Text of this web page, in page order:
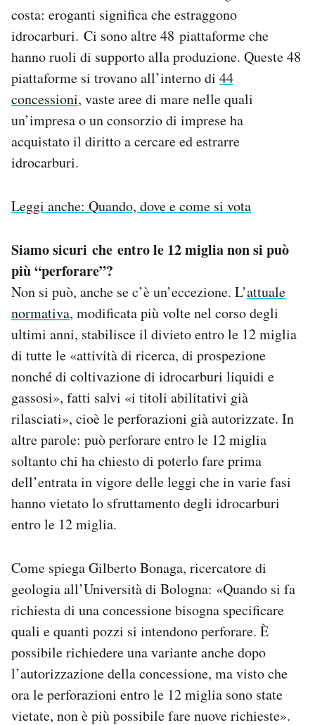
costa: eroganti significa che estraggono
idrocarburi. Ci sono altre 48 piattaforme che
hanno ruoli di supporto alla produzione. Queste 48
piattaforme si trovano all’interno di 44
concessioni, vaste aree di mare nelle quali
un’impresa o un consorzio di imprese ha
acquistato il diritto a cercare ed estrarre
idrocarburi.
Leggi anche: Quando, dove e come si vota
Siamo sicuri che entro le 12 miglia non si può
più “perforare”?
Non si può, anche se c’è un’eccezione. L’attuale
normativa, modificata più volte nel corso degli
ultimi anni, stabilisce il divieto entro le 12 miglia
di tutte le «attività di ricerca, di prospezione
nonché di coltivazione di idrocarburi liquidi e
gassosi», fatti salvi «i titoli abilitativi già
rilasciati», cioè le perforazioni già autorizzate. In
altre parole: può perforare entro le 12 miglia
soltanto chi ha chiesto di poterlo fare prima
dell’entrata in vigore delle leggi che in varie fasi
hanno vietato lo sfruttamento degli idrocarburi
entro le 12 miglia.
Come spiega Gilberto Bonaga, ricercatore di
geologia all’Università di Bologna: «Quando si fa
richiesta di una concessione bisogna specificare
quali e quanti pozzi si intendono perforare. È
possibile richiedere una variante anche dopo
l’autorizzazione della concessione, ma visto che
ora le perforazioni entro le 12 miglia sono state
vietate, non è più possibile fare nuove richieste».